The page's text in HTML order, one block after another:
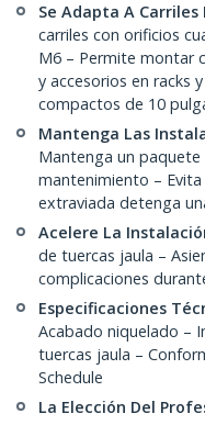
Se Adapta A Carriles
carriles con orificios
M6 – Permite montar
y accesorios en racks
compactos de 10
Mantenga Las
Mantenga un
mantenimiento –
extraviada detenga
Acelere La
de tuercas jaula –
complicaciones
Especificaciones
Acabado niquelado –
tuercas jaula –
Schedule
La Elección Del